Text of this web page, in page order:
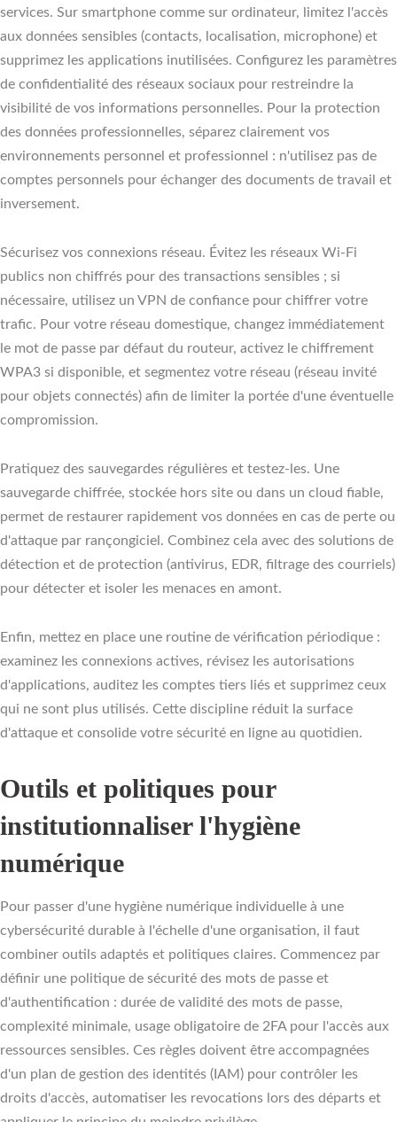
services. Sur smartphone comme sur ordinateur, limitez l'accès
aux données sensibles (contacts, localisation, microphone) et
supprimez les applications inutilisées. Configurez les paramètres
de confidentialité des réseaux sociaux pour restreindre la
visibilité de vos informations personnelles. Pour la protection
des données professionnelles, séparez clairement vos
environnements personnel et professionnel : n'utilisez pas de
comptes personnels pour échanger des documents de travail et
inversement.
Sécurisez vos connexions réseau. Évitez les réseaux Wi‑Fi
publics non chiffrés pour des transactions sensibles ; si
nécessaire, utilisez un VPN de confiance pour chiffrer votre
trafic. Pour votre réseau domestique, changez immédiatement
le mot de passe par défaut du routeur, activez le chiffrement
WPA3 si disponible, et segmentez votre réseau (réseau invité
pour objets connectés) afin de limiter la portée d'une éventuelle
compromission.
Pratiquez des sauvegardes régulières et testez-les. Une
sauvegarde chiffrée, stockée hors site ou dans un cloud fiable,
permet de restaurer rapidement vos données en cas de perte ou
d'attaque par rançongiciel. Combinez cela avec des solutions de
détection et de protection (antivirus, EDR, filtrage des courriels)
pour détecter et isoler les menaces en amont.
Enfin, mettez en place une routine de vérification périodique :
examinez les connexions actives, révisez les autorisations
d'applications, auditez les comptes tiers liés et supprimez ceux
qui ne sont plus utilisés. Cette discipline réduit la surface
d'attaque et consolide votre sécurité en ligne au quotidien.
Outils et politiques pour
institutionnaliser l'hygiène
numérique
Pour passer d'une hygiène numérique individuelle à une
cybersécurité durable à l'échelle d'une organisation, il faut
combiner outils adaptés et politiques claires. Commencez par
définir une politique de sécurité des mots de passe et
d'authentification : durée de validité des mots de passe,
complexité minimale, usage obligatoire de 2FA pour l'accès aux
ressources sensibles. Ces règles doivent être accompagnées
d'un plan de gestion des identités (IAM) pour contrôler les
droits d'accès, automatiser les revocations lors des départs et